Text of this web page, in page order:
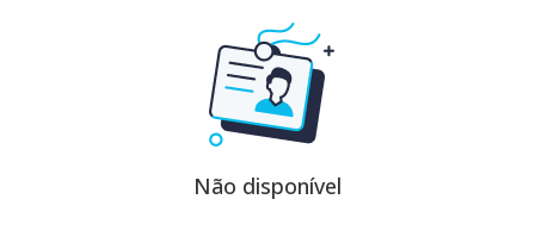
Não disponível